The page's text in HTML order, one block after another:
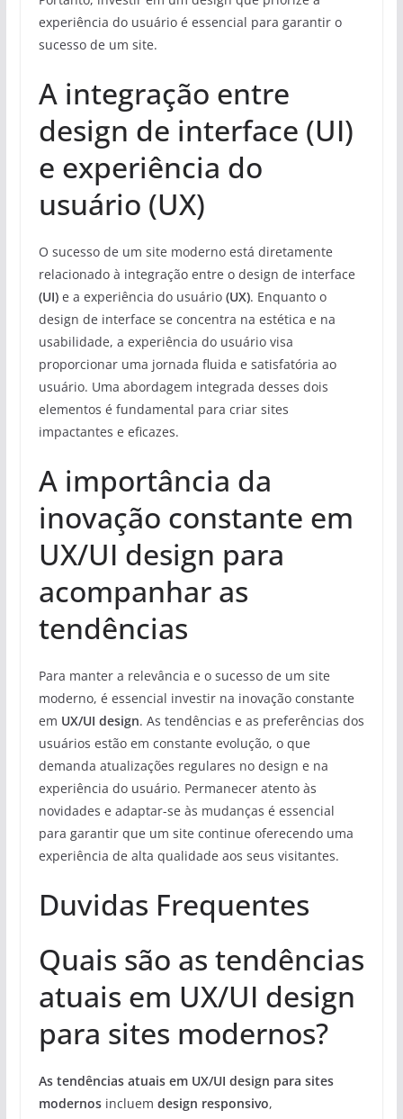
experiência do usuário é essencial para garantir o
sucesso de um site.
A integração entre
design de interface (UI)
e experiência do
usuário (UX)
O sucesso de um site moderno está diretamente
relacionado à integração entre o design de interface
(UI)e a experiência do usuário (UX). Enquanto o
design de interface se concentra na estética e na
usabilidade, a experiência do usuário visa
proporcionar uma jornada fluida e satisfatória ao
usuário. Uma abordagem integrada desses dois
elementos é fundamental para criar sites
impactantes e eficazes.
A importância da
inovação constante em
UX/UI design para
acompanhar as
tendências
Para manter a relevância e o sucesso de um site
moderno, é essencial investir na inovação constante
em UX/UI design. As tendências e as preferências dos
usuários estão em constante evolução, o que
demanda atualizações regulares no design e na
experiência do usuário. Permanecer atento às
novidades e adaptar-se às mudanças é essencial
para garantir que um site continue oferecendo uma
experiência de alta qualidade aos seus visitantes.
Duvidas Frequentes
Quais são as tendências
atuais em UX/UI design
para sites modernos?
As tendências atuais em UX/UI design para sites
modernosincluem design responsivo,